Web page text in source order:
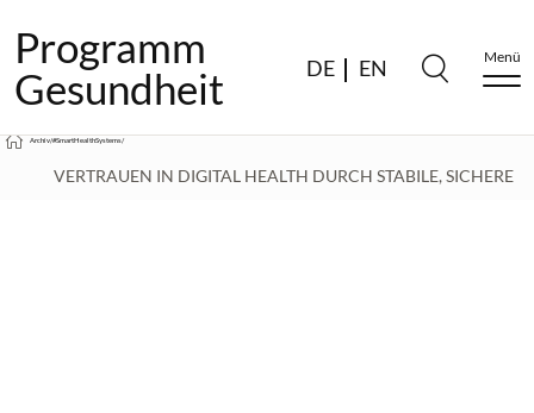
Programm
Gesundheit
DE EN Menü
Archiv/#SmartHealthSystems/
VERTRAUEN IN DIGITAL HEALTH DURCH STABILE, SICHERE